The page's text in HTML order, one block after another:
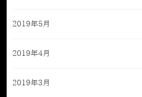
2019年5月
2019年4月
2019年3月